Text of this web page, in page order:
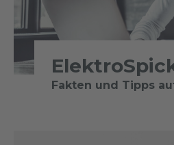
Fakten und Tipps